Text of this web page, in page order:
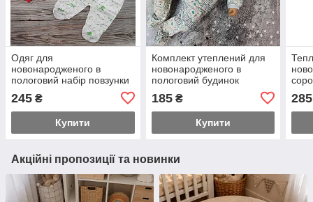
Одяг для
новонародженого в
пологовий набір повзунки
245 ₴
Купити
Комплект утеплений для
новонародженого в
пологовий будинок
кофточка шапочка
185₴
Купити
285
Акційні пропозиції та новинки